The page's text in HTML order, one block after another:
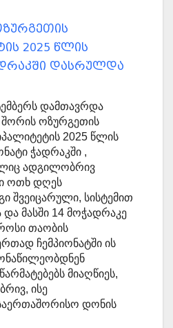
2025 წლის
დასრულდა
დამთავრდა
შორის ოზურგეთის
2025 წლის
ჭადრაკში ,
ადგილობრივ
ოთხ დღეს
შვეიცარული, სისტემით
მასში 14 მოჭადრაკე
თაობის
ჩემპიონატში ის
მიაღწიეს,
ისე
დონის